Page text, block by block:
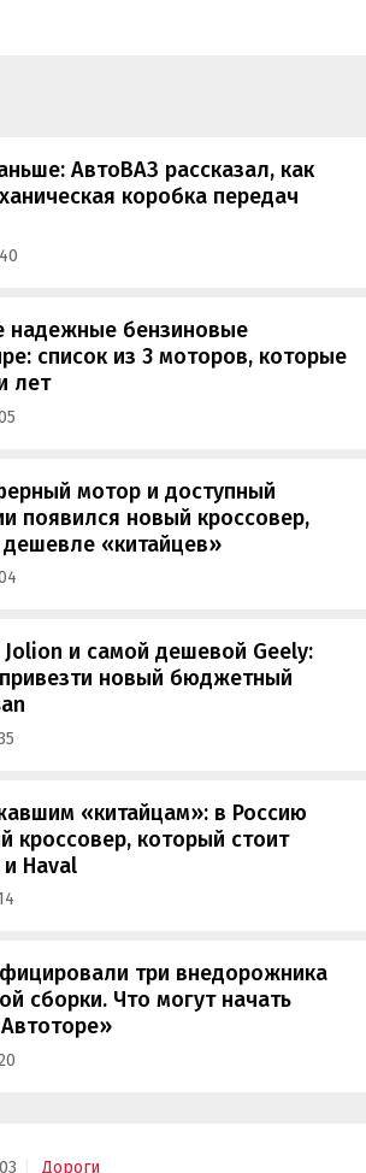
АвтоВАЗ рассказал, как
коробка передач
надежные бензиновые
список из 3 моторов, которые
лет
мотор и доступный
появился новый кроссовер,
«китайцев»
и самой дешевой Geely:
новый бюджетный
«китайцам»: в Россию
кроссовер, который стоит
Haval
три внедорожника
сборки. Что могут начать
Дороги